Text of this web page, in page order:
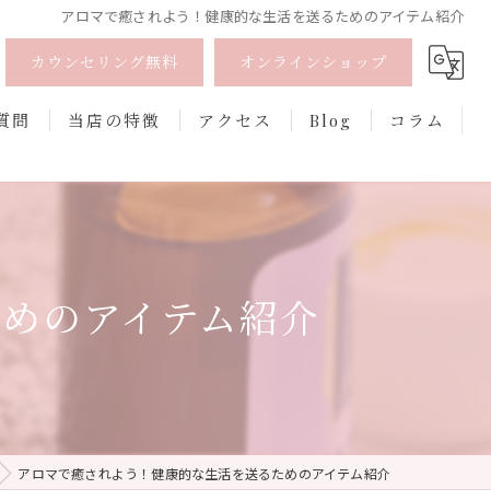
アロマで癒されよう！健康的な生活を送るためのアイテム紹介
カウンセリング無料 オンラインショップ
問 当店の特徴
フェムケア
アクセス Blog コラム
のアイテム紹介
アロマで癒されよう！健康的な生活を送るためのアイテム紹介